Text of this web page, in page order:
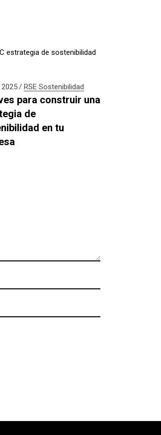
RSE Sostenibilidad
para construir una
de
en tu